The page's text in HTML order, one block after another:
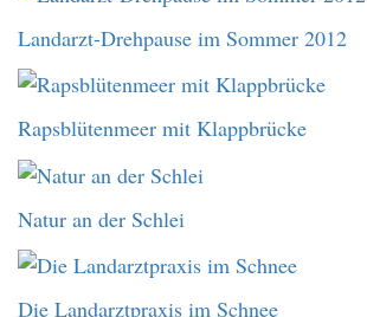
Landarzt-Drehpause im Sommer 2012
Rapsblütenmeer mit Klappbrücke
Natur an der Schlei
Die Landarztpraxis im Schnee